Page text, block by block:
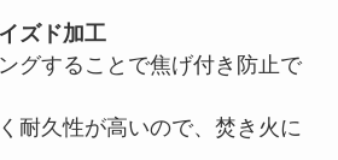
ズド加工
グすることで焦げ付き防止で
耐久性が高いので、焚き火に